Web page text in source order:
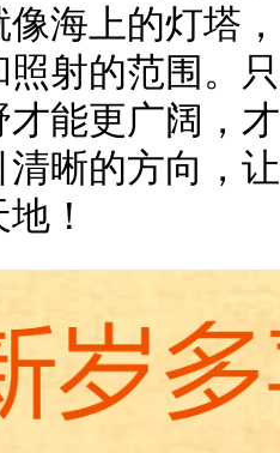
海上的灯塔
射的范围。
能更广阔，
晰的方向，
！